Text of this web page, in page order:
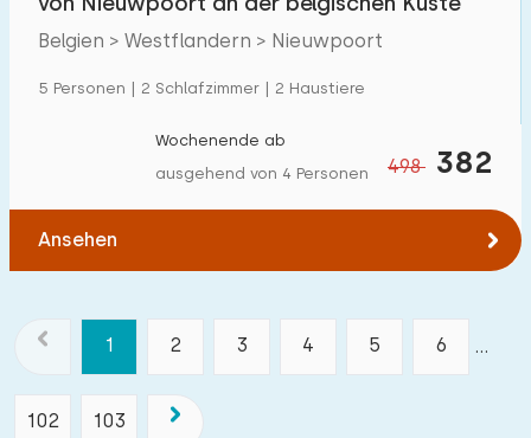
Belgien > Westflandern > Nieuwpoort
5 Personen | 2 Schlafzimmer | 2 Haustiere
498 382
Wochenende ab
ausgehend von 4 Personen
Ansehen
1 2 3 4 5 6 ...
102 103